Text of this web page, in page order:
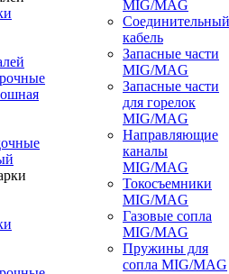
MIG/MAG
Соединительный
кабель
Запасные части
MIG/MAG
Запасные части
для горелок
MIG/MAG
Направляющие
каналы
MIG/MAG
Токосъемники
MIG/MAG
Газовые сопла
MIG/MAG
Пружины для
сопла MIG/MAG